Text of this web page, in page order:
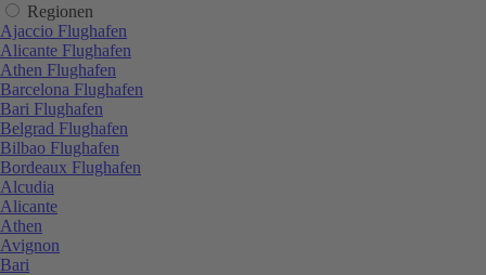
Regionen
Ajaccio Flughafen
Alicante Flughafen
Athen Flughafen
Barcelona Flughafen
Bari Flughafen
Belgrad Flughafen
Bilbao Flughafen
Bordeaux Flughafen
Alcudia
Alicante
Athen
Avignon
Bari